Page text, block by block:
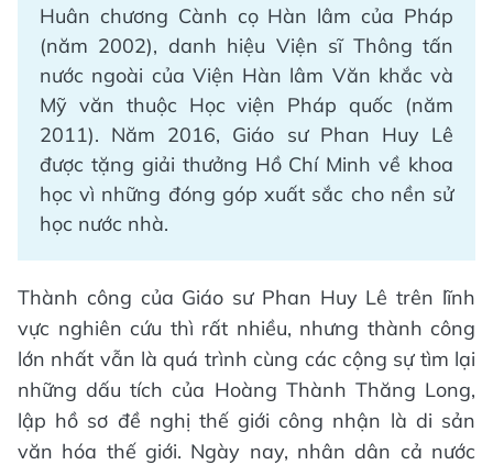
Huân chương Cành cọ Hàn lâm của Pháp
(năm 2002), danh hiệu Viện sĩ Thông tấn
nước ngoài của Viện Hàn lâm Văn khắc và
Mỹ văn thuộc Học viện Pháp quốc (năm
2011). Năm 2016, Giáo sư Phan Huy Lê
được tặng giải thưởng Hồ Chí Minh về khoa
học vì những đóng góp xuất sắc cho nền sử
học nước nhà.
Thành công của Giáo sư Phan Huy Lê trên lĩnh
vực nghiên cứu thì rất nhiều, nhưng thành công
lớn nhất vẫn là quá trình cùng các cộng sự tìm lại
những dấu tích của Hoàng Thành Thăng Long,
lập hồ sơ đề nghị thế giới công nhận là di sản
văn hóa thế giới. Ngày nay, nhân dân cả nước